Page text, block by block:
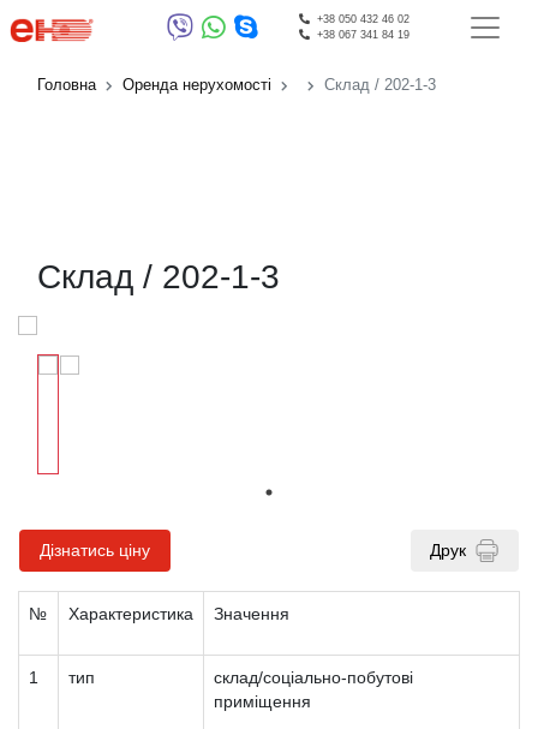
+38 050 432 46 02
+38 067 341 84 19
Головна Оренда нерухомості Склад / 202-1-3
Склад / 202-1-3
Дізнатись ціну Друк
№ Характеристика Значення
1 тип
склад/соціально-побутові
приміщення